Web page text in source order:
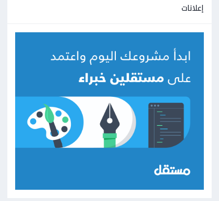
إعلانات